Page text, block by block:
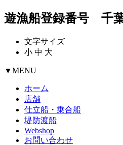
遊漁船登録番号 千葉
文字サイズ
小 中 大
▼MENU
ホーム
店舗
仕立船・乗合船
堤防渡船
Webshop
お問い合わせ